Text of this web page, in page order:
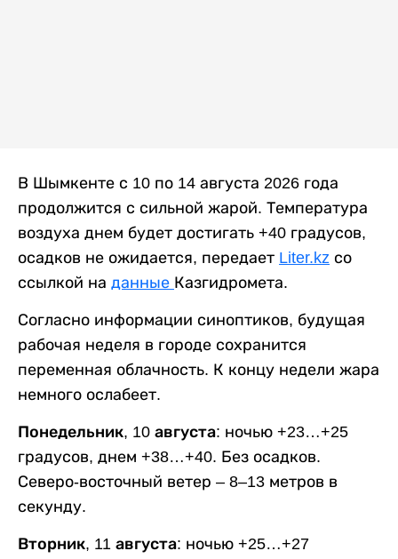
В Шымкенте с 10 по 14 августа 2026 года
продолжится с сильной жарой. Температура
воздуха днем будет достигать +40 градусов,
осадков не ожидается, передает Liter.kz со
ссылкой на данные Казгидромета.
Согласно информации синоптиков, будущая
рабочая неделя в городе сохранится
переменная облачность. К концу недели жара
немного ослабеет.
Понедельник, 10 августа: ночью +23…+25
градусов, днем +38…+40. Без осадков.
Северо-восточный ветер – 8–13 метров в
секунду.
Вторник, 11 августа: ночью +25…+27